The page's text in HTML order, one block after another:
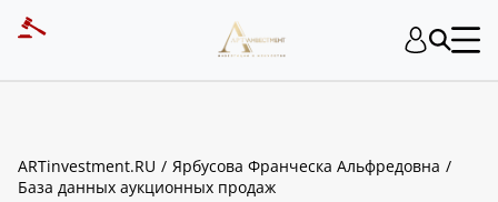
ARTinvestment.RU
Ярбусова Франческа Альфредовна
База данных аукционных продаж